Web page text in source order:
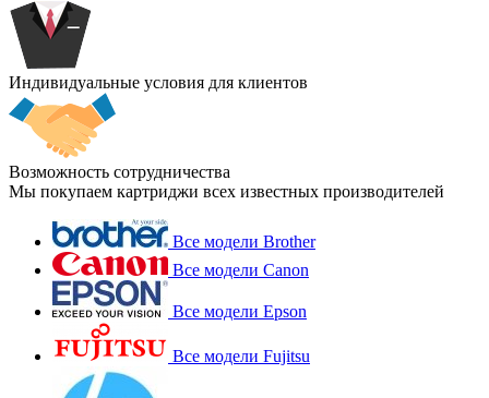
Индивидуальные условия для клиентов
Возможность сотрудничества
Мы покупаем картриджи всех известных производителей
Все модели Brother
Все модели Canon
Все модели Epson
Все модели Fujitsu